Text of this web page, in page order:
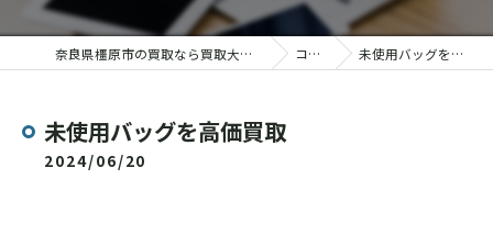
奈良県橿原市の買取なら買取大吉 大和八木店 コラム 未使用バッグを高価買取
未使用バッグを高価買取
2024/06/20